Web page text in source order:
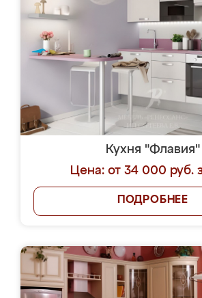
Кухня "Флавия"
Цена: от 34 000 руб.
ПОДРОБНЕЕ